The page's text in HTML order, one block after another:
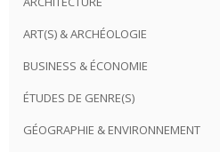
ART(S) & ARCHÉOLOGIE
BUSINESS & ÉCONOMIE
ÉTUDES DE GENRE(S)
GÉOGRAPHIE & ENVIRONNEMENT